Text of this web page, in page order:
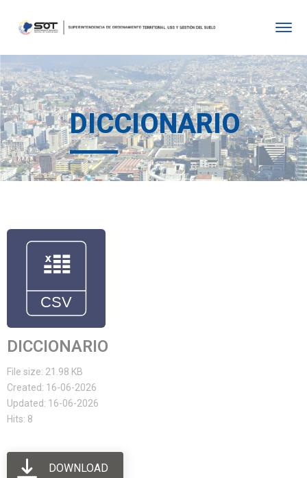
DICCIONARIO
DICCIONARIO
File size: 21.98 KB
Created: 16-06-2026
Updated: 16-06-2026
Hits: 8
DOWNLOAD